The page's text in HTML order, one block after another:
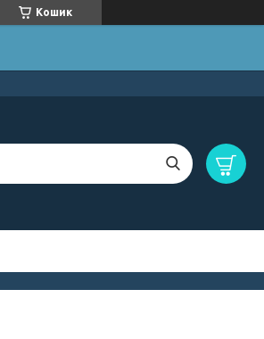
Кошик